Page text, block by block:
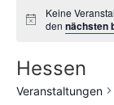
Keine
dennächsten
Hessen
Veranstaltungen